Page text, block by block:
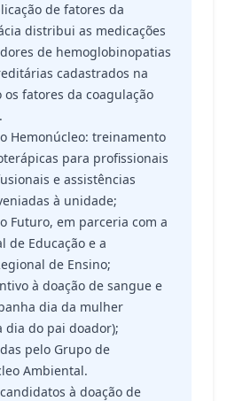
de fatores da
distribui as medicações
de hemoglobinopatias
cadastrados na
fatores da coagulação
Hemonúcleo: treinamento
para profissionais
e assistências
à unidade;
Futuro, em parceria com a
de Educação e a
de Ensino;
à doação de sangue e
dia da mulher
dia do pai doador);
pelo Grupo de
Ambiental.
à doação de